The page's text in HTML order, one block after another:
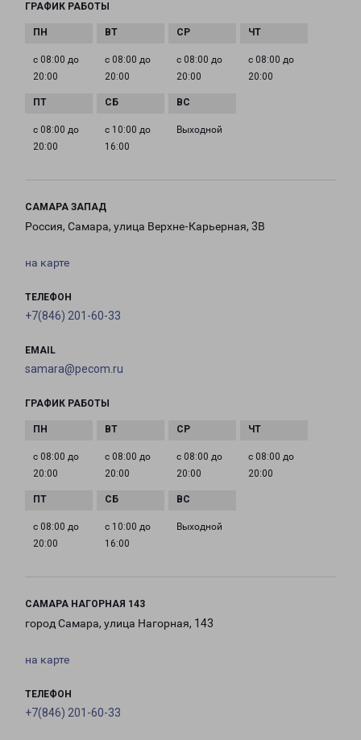
ГРАФИК РАБОТЫ
с 08:00 до
20:00
с 08:00 до
20:00
с 08:00 до
20:00
с 08:00 до
20:00
с 08:00 до
20:00
с 10:00 до
16:00
Выходной
САМАРА ЗАПАД
Россия, Самара, улица Верхне-Карьерная, 3В
на карте
ТЕЛЕФОН
+7(846) 201-60-33
EMAIL
samara@pecom.ru
ГРАФИК РАБОТЫ
с 08:00 до
20:00
с 08:00 до
20:00
с 08:00 до
20:00
с 08:00 до
20:00
с 08:00 до
20:00
с 10:00 до
16:00
Выходной
САМАРА НАГОРНАЯ 143
город Самара, улица Нагорная, 143
на карте
ТЕЛЕФОН
+7(846) 201-60-33